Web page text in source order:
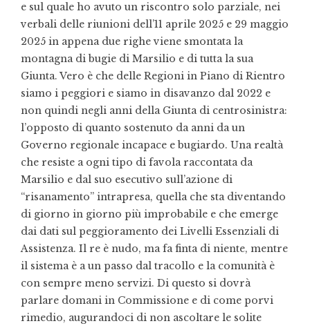
e sul quale ho avuto un riscontro solo parziale, nei
verbali delle riunioni dell’11 aprile 2025 e 29 maggio
2025 in appena due righe viene smontata la
montagna di bugie di Marsilio e di tutta la sua
Giunta. Vero è che delle Regioni in Piano di Rientro
siamo i peggiori e siamo in disavanzo dal 2022 e
non quindi negli anni della Giunta di centrosinistra:
l’opposto di quanto sostenuto da anni da un
Governo regionale incapace e bugiardo. Una realtà
che resiste a ogni tipo di favola raccontata da
Marsilio e dal suo esecutivo sull’azione di
“risanamento” intrapresa, quella che sta diventando
di giorno in giorno più improbabile e che emerge
dai dati sul peggioramento dei Livelli Essenziali di
Assistenza. Il re è nudo, ma fa finta di niente, mentre
il sistema è a un passo dal tracollo e la comunità è
con sempre meno servizi. Di questo si dovrà
parlare domani in Commissione e di come porvi
rimedio, augurandoci di non ascoltare le solite